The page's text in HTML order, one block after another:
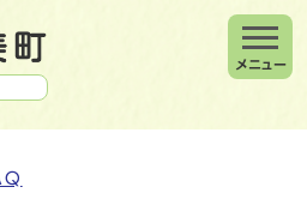
メニュー